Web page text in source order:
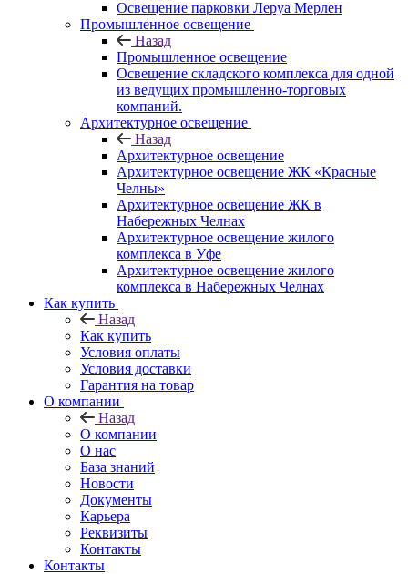
Освещение парковки Леруа Мерлен
Промышленное освещение
Назад
Промышленное освещение
Освещение складского комплекса для одной
из ведущих промышленно-торговых
компаний.
Архитектурное освещение
Назад
Архитектурное освещение
Архитектурное освещение ЖК «Красные
Челны»
Архитектурное освещение ЖК в
Набережных Челнах
Архитектурное освещение жилого
комплекса в Уфе
Архитектурное освещение жилого
комплекса в Набережных Челнах
Как купить
Назад
Как купить
Условия оплаты
Условия доставки
Гарантия на товар
О компании
Назад
О компании
О нас
База знаний
Новости
Документы
Карьера
Реквизиты
Контакты
Контакты